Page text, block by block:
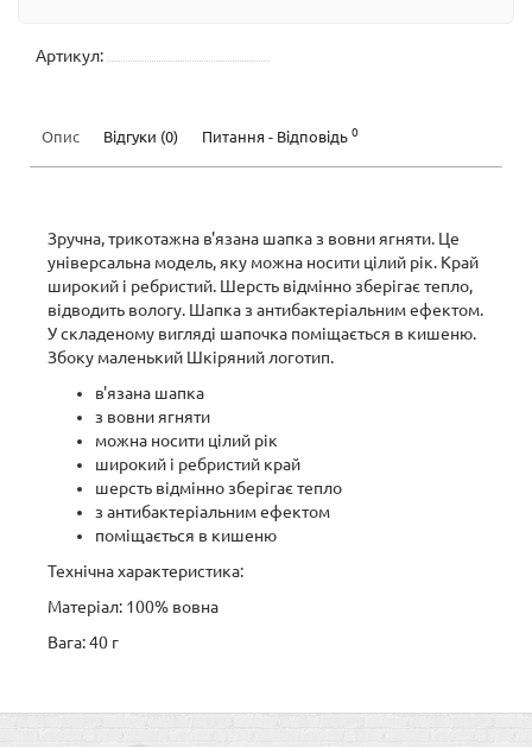
Артикул:
Опис Відгуки (0) Питання - Відповідь 0
Зручна, трикотажна в'язана шапка з вовни ягняти. Це
універсальна модель, яку можна носити цілий рік. Край
широкий і ребристий. Шерсть відмінно зберігає тепло,
відводить вологу. Шапка з антибактеріальним ефектом.
У складеному вигляді шапочка поміщається в кишеню.
Збоку маленький Шкіряний логотип.
в'язана шапка
з вовни ягняти
можна носити цілий рік
широкий і ребристий край
шерсть відмінно зберігає тепло
з антибактеріальним ефектом
поміщається в кишеню
Технічна характеристика:
Матеріал: 100% вовна
Вага: 40 г